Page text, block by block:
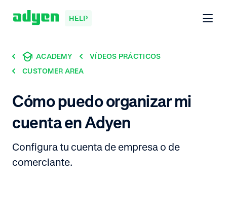
HELP
ACADEMY
VÍDEOS PRÁCTICOS
CUSTOMER AREA
Cómo puedo organizar mi
cuenta en Adyen
Configura tu cuenta de empresa o de
comerciante.